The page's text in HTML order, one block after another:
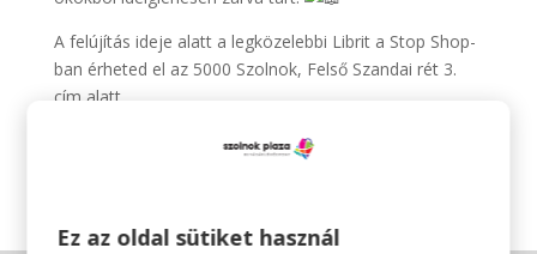
A felújítás ideje alatt a legközelebbi Librit a Stop Shop-
ban érheted el az 5000 Szolnok, Felső Szandai rét 3.
cím alatt.
Köszönjük megértésedet és türelmedet!
Ez az oldal sütiket használ